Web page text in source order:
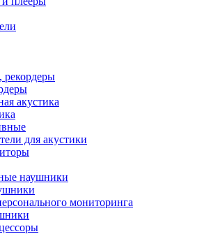
рекордеры
акустика
для акустики
наушники
мониторинга